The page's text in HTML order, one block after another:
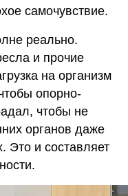
самочувствие.
реально.
и прочие
на организм
опорно-
чтобы не
органов даже
Это и составляет